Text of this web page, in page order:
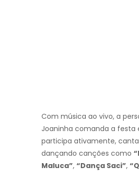
Com música ao vivo, a
Joaninha comanda a festa
participa ativamente,
dançando canções como
Maluca”, “Dança Saci”,